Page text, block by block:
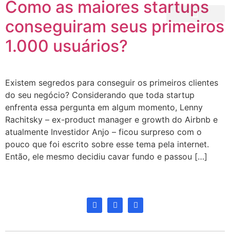
Como as maiores startups
conseguiram seus primeiros
1.000 usuários?
Existem segredos para conseguir os primeiros clientes
do seu negócio? Considerando que toda startup
enfrenta essa pergunta em algum momento, Lenny
Rachitsky – ex-product manager e growth do Airbnb e
atualmente Investidor Anjo – ficou surpreso com o
pouco que foi escrito sobre esse tema pela internet.
Então, ele mesmo decidiu cavar fundo e passou […]